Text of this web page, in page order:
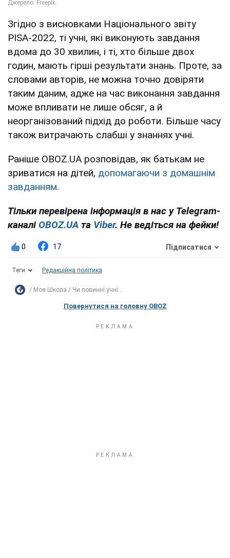
Згідно з висновками Національного звіту
PISA-2022, ті учні, які виконують завдання
вдома до 30 хвилин, і ті, хто більше двох
годин, мають гірші результати знань. Проте, за
словами авторів, не можна точно довіряти
таким даним, адже на час виконання завдання
може впливати не лише обсяг, а й
неорганізований підхід до роботи. Більше часу
також витрачають слабші у знаннях учні.
Раніше OBOZ.UA розповідав, як батькам не
зриватися на дітей, допомагаючи з домашнім
завданням.
Тільки перевірена інформація в нас у Telegram-
каналі OBOZ.UA та Viber. Не ведіться на фейки!
0 17 Підписатися
Теги Редакційна політика
Моя Школа Чи повинні учні...
Повернутися на головну OBOZ